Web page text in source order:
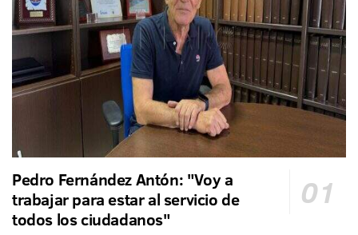
Pedro Fernández Antón: "Voy a
trabajar para estar al servicio de
todos los ciudadanos"